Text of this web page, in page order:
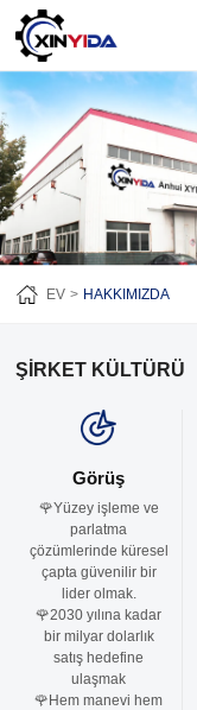
EV
ÜRÜN:% S
VIDEO
VAKALAR
HABERLER
HAKKIMIZDA
BİZE ULAŞIN
EV HAKKIMIZDA
ŞİRKET KÜLTÜRÜ
Görüş
🌹Yüzey işleme ve
parlatma
çözümlerinde küresel
çapta güvenilir bir
lider olmak.
🌹2030 yılına kadar
bir milyar dolarlık
satış hedefine
ulaşmak
🌹Hem manevi hem